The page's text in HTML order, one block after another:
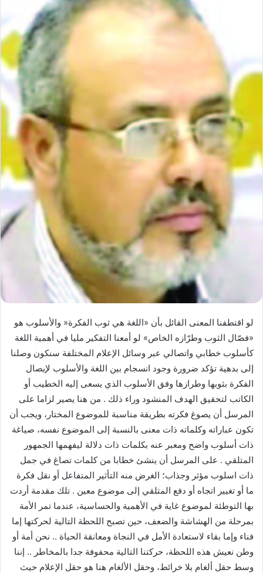
لو اقتطفنا المعنى القائل بأن «اللغة هي ثوب الفكرة« والأسلوب هو
«فصّال الثوب وطرّازه الخاص» لو أمعنا التفكير مليا في أهمية اللغة
كأسلوب خطابي واتصالي عبر وسائل الإعلام المختلفة سنكون وصلنا
إلى بدهية تؤكد ضرورة وجود انسجام بين اللغة والأسلوب لإيصال
الفكرة بثوبها وطرازها وفق الأسلوب الذي يسعى إليه الخطيب أو
الكاتب لتحقيق الهدف المنشود وراء ذلك . من هنا يصير لزاما على
المرسل أن يصوغ فكرته بطريقة مناسبة للموضوع المختار، ويجب أن
تكون عباراته وكلماته ذات معنى بالنسبة إلى الموضوع نفسه، صياغة
ذات أسلوب واضح ومعبر عنه بكلمات ذات دلالة ليفهمها الجمهور
المتلقي . على المرسل أن ينشئ خطابا من كلمات تصاغ في جمل
ذات اسلوب مؤثر وجذاب؛ الغرض منه التأثير المتفاعل أو نقل فكرة
ما أو تغيير اتجاه أو دفع المتلقي إلى موضوع معين . تلك مقدمة أردت
بها التوطئة لموضوع غاية في الأهمية والحساسية، عندما تمر الأمة
بمرحلة من الهشاشة والضعف، حين تصبح اللحظة التالية لحركتها إما
فناء وإما بقاء لاستعادة الأمل في النجاة ومعانقة الحياة .. نحن أمة أو
وطن نعيش هذه اللحظة، حركتنا التالية محفوفة جدا بالمخاطر .. إننا
وسط حقل ألغام بلا خرائط، وحقل الألغام هنا هو حقل الإعلام حيث